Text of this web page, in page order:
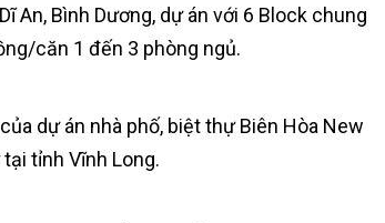
An, Bình Dương, dự án với 6 Block chung
căn 1 đến 3 phòng ngủ.
dự án nhà phố, biệt thự Biên Hòa New
tỉnh Vĩnh Long.